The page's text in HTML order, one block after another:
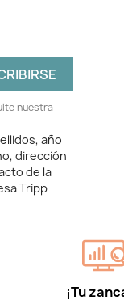
nuestra
año
dirección
de la
Tripp
¡Tu